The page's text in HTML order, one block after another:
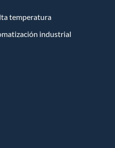
temperatura
industrial